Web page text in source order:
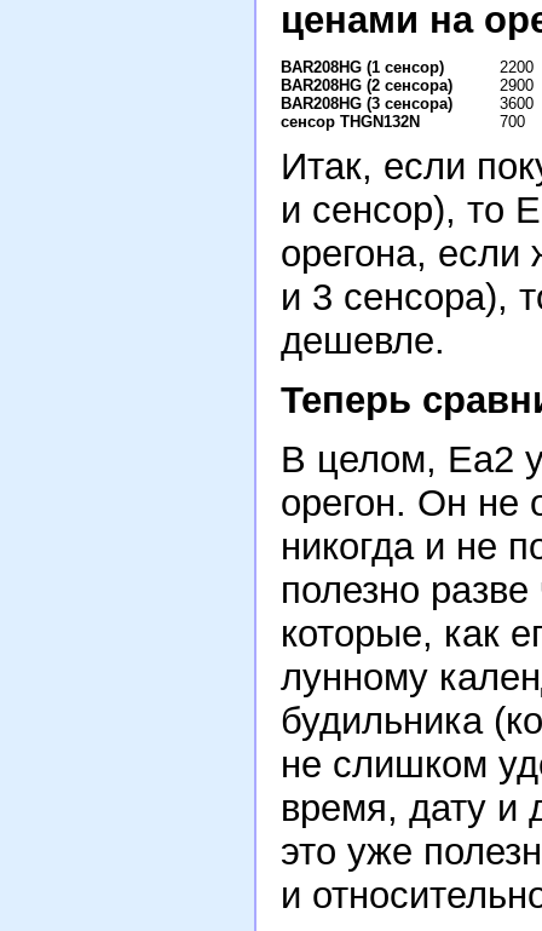
ценами на
BAR208HG (1 сенсор)
2200
BAR208HG (2 сенсора)
2900
BAR208HG (3 сенсора)
3600
сенсор THGN132N
700
Итак, если
и сенсор), то
орегона, если
и 3 сенсора),
дешевле.
Теперь
В целом, Ea2
орегон. Он не
никогда и не
полезно
которые, как
лунному
будильника
не слишком
время, дату и
это уже
и